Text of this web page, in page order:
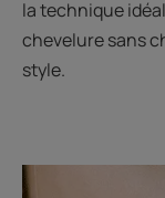
la technique
chevelure sans
style.